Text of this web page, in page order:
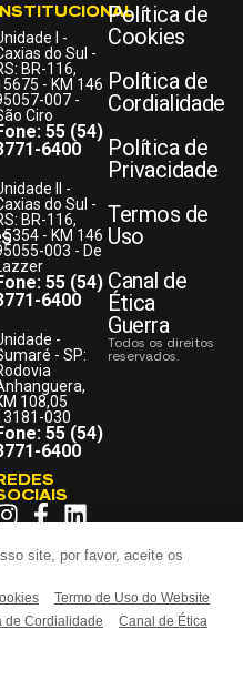
I -
do Sul -
BR-116,
- KM 146
007 -
Ciro
55 (54)
6400
II -
do Sul -
BR-116,
- KM 146
003 - De
55 (54)
6400
-
- SP:
108,05
030
55 (54)
6400
Política de
Cookies
Política de
Cordialidade
Política de
Privacidade
Termos de
Uso
Canal de
Ética
Guerra
Todos os direitos
reservados.
site, por favor, aceite os
Termo de Uso do Website
de Cordialidade Canal de Ética